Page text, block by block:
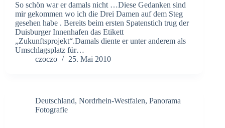
So schön war er damals nicht …Diese Gedanken sind
mir gekommen wo ich die Drei Damen auf dem Steg
gesehen habe . Bereits beim ersten Spatenstich trug der
Duisburger Innenhafen das Etikett
„Zukunftsprojekt“.Damals diente er unter anderem als
Umschlagsplatz für…
czoczo
25. Mai 2010
Deutschland, Nordrhein-Westfalen, Panorama
Fotografie